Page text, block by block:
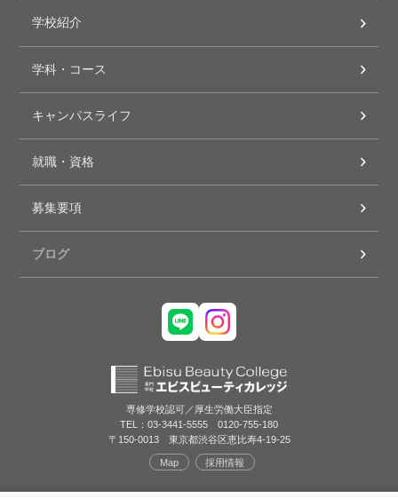
学校紹介
学科・コース
キャンパスライフ
就職・資格
募集要項
ブログ
専修学校認可／厚生労働大臣指定
TEL：03-3441-5555 0120-755-180
〒150-0013 東京都渋谷区恵比寿4-19-25
Map 採用情報